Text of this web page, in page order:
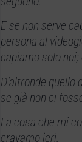
E se non serve
persona al
capiamo solo
D’altronde
se già non ci
La cosa che mi
eravamo ieri.